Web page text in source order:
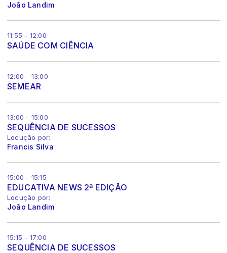
João Landim
11:55 - 12:00
SAÚDE COM CIÊNCIA
12:00 - 13:00
SEMEAR
13:00 - 15:00
SEQUÊNCIA DE SUCESSOS
Locução por:
Francis Silva
15:00 - 15:15
EDUCATIVA NEWS 2ª EDIÇÃO
Locução por:
João Landim
15:15 - 17:00
SEQUÊNCIA DE SUCESSOS